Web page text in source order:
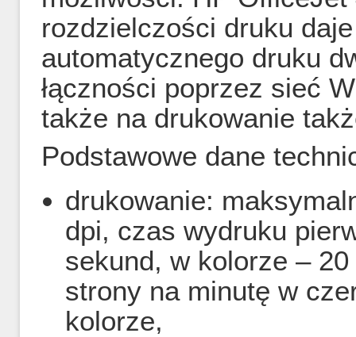
rozdzielczości druku
automatycznego druku
łączności poprzez sieć
także na drukowanie
Podstawowe dane
drukowanie:
dpi, czas wydruku
sekund, w kolorze –
strony na minutę w
kolorze,